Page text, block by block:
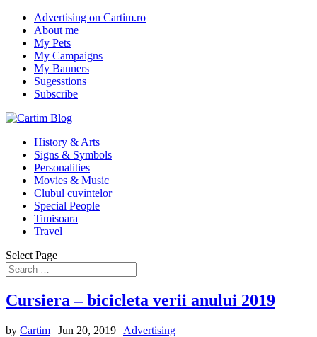
Advertising on Cartim.ro
About me
My Pets
My Campaigns
My Banners
Sugesstions
Subscribe
History & Arts
Signs & Symbols
Personalities
Movies & Music
Clubul cuvintelor
Special People
Timisoara
Travel
Select Page
Cursiera – bicicleta verii anului 2019
by Cartim | Jun 20, 2019 | Advertising